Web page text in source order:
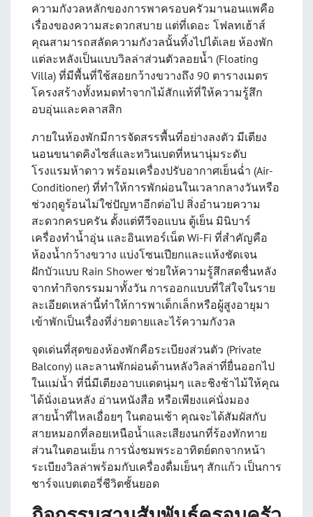
ความกังวลหลักของการพาครอบครัวมานอนแพคือ
เรื่องของความสะดวกสบาย แต่ที่เดอะ โฟลทเฮ้าส์
คุณสามารถสลัดความกังวลนั้นทิ้งไปได้เลย ห้องพัก
แต่ละหลังเป็นแบบวิลล่าส่วนตัวลอยน้ำ (Floating
Villa) ที่มีพื้นที่ใช้สอยกว้างขวางถึง 90 ตารางเมตร
โครงสร้างทั้งหมดทำจากไม้สักแท้ที่ให้ความรู้สึก
อบอุ่นและคลาสสิก
ภายในห้องพักมีการจัดสรรพื้นที่อย่างลงตัว มีเตียง
นอนขนาดคิงไซส์และทวินเบดที่หนานุ่มระดับ
โรงแรมห้าดาว พร้อมเครื่องปรับอากาศเย็นฉ่ำ (Air-
Conditioner) ที่ทำให้การพักผ่อนในเวลากลางวันหรือ
ช่วงฤดูร้อนไม่ใช่ปัญหาอีกต่อไป สิ่งอำนวยความ
สะดวกครบครัน ตั้งแต่ทีวีจอแบน ตู้เย็น มินิบาร์
เครื่องทำน้ำอุ่น และอินเทอร์เน็ต Wi-Fi ที่สำคัญคือ
ห้องน้ำกว้างขวาง แบ่งโซนเปียกและแห้งชัดเจน
ฝักบัวแบบ Rain Shower ช่วยให้ความรู้สึกสดชื่นหลัง
จากทำกิจกรรมมาทั้งวัน การออกแบบที่ใส่ใจในราย
ละเอียดเหล่านี้ทำให้การพาเด็กเล็กหรือผู้สูงอายุมา
เข้าพักเป็นเรื่องที่ง่ายดายและไร้ความกังวล
จุดเด่นที่สุดของห้องพักคือระเบียงส่วนตัว (Private
Balcony) และลานพักผ่อนด้านหลังวิลล่าที่ยื่นออกไป
ในแม่น้ำ ที่นี่มีเตียงอาบแดดนุ่มๆ และชิงช้าไม้ให้คุณ
ได้นั่งเอนหลัง อ่านหนังสือ หรือเพียงแค่นั่งมอง
สายน้ำที่ไหลเอื่อยๆ ในตอนเช้า คุณจะได้สัมผัสกับ
สายหมอกที่ลอยเหนือน้ำและเสียงนกที่ร้องทักทาย
ส่วนในตอนเย็น การนั่งชมพระอาทิตย์ตกจากหน้า
ระเบียงวิลล่าพร้อมกับเครื่องดื่มเย็นๆ สักแก้ว เป็นการ
ชาร์จแบตเตอรี่ชีวิตชั้นยอด